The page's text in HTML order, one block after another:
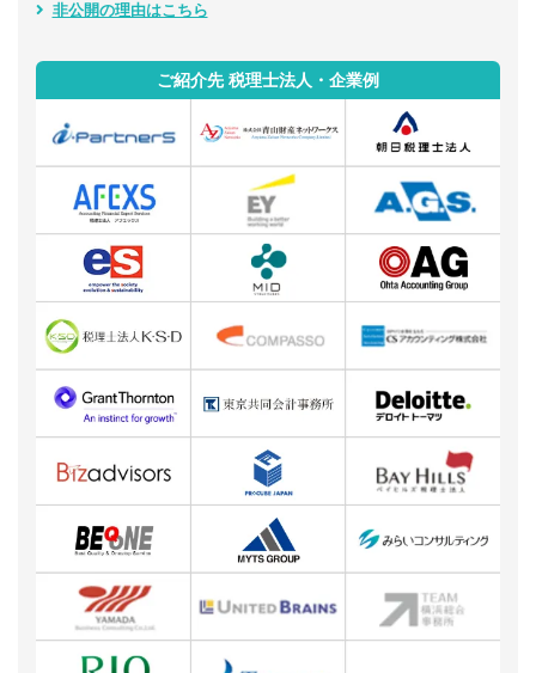
非公開の理由はこちら
ご紹介先 税理士法人・企業例